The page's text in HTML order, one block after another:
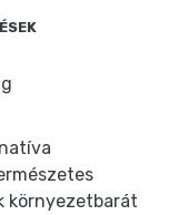
környezetbarát